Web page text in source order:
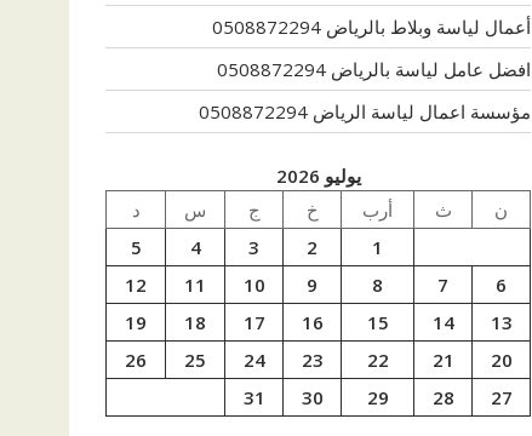
أعمال لياسة وبلاط بالرياض 0508872294
افضل عامل لياسة بالرياض 0508872294
مؤسسة اعمال لياسة الرياض 0508872294
يوليو 2026
ن
ث أرب خ ج س
د
1
2
3
4
5
6
7
8
9
10
11
12
13
14
15
16
17
18
19
20
21
22
23
24
25
26
27
28
29
30
31